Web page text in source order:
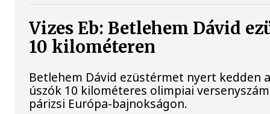
Vizes Eb: Betlehem Dávid
10 kilométeren
Betlehem Dávid ezüstérmet nyert kedden
úszók 10 kilométeres olimpiai
párizsi Európa-bajnokságon.